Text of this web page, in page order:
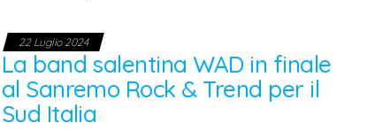
22 Luglio 2024
La band salentina WAD in finale
al Sanremo Rock & Trend per il
Sud Italia